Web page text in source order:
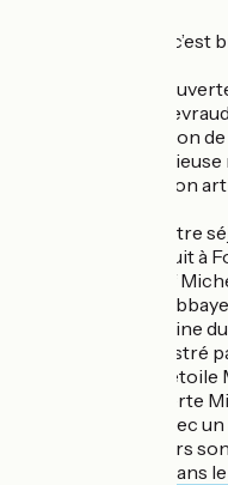
Mais Fontevraud,
Prolongez la
moderne de
issues de la donation
collection
pour une immersion
Et pour faire de votre
offrez-vous une nuit à
étoiles et une Clef
cœur même de
séduire par la cuisine
L'Ermitage, orchestré
Bocuse d’Or, une
Millau et l'étoile verte
durable. Le tout avec
lorsque les visiteurs
toute sa majesté dans